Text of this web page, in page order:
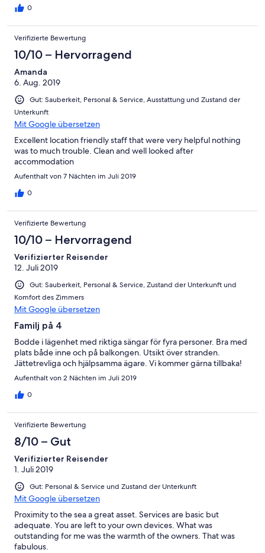
0
Verifizierte Bewertung
10/10 – Hervorragend
Amanda
6. Aug. 2019
Gut: Sauberkeit, Personal & Service, Ausstattung und Zustand der
Unterkunft
Mit Google übersetzen
Excellent location friendly staff that were very helpful nothing
was to much trouble. Clean and well looked after
accommodation
Aufenthalt von 7 Nächten im Juli 2019
0
Verifizierte Bewertung
10/10 – Hervorragend
Verifizierter Reisender
12. Juli 2019
Gut: Sauberkeit, Personal & Service, Zustand der Unterkunft und
Komfort des Zimmers
Mit Google übersetzen
Familj på 4
Bodde i lägenhet med riktiga sängar för fyra personer. Bra med
plats både inne och på balkongen. Utsikt över stranden.
Jättetrevliga och hjälpsamma ägare. Vi kommer gärna tillbaka!
Aufenthalt von 2 Nächten im Juli 2019
0
Verifizierte Bewertung
8/10 – Gut
Verifizierter Reisender
1. Juli 2019
Gut: Personal & Service und Zustand der Unterkunft
Mit Google übersetzen
Proximity to the sea a great asset. Services are basic but
adequate. You are left to your own devices. What was
outstanding for me was the warmth of the owners. That was
fabulous.